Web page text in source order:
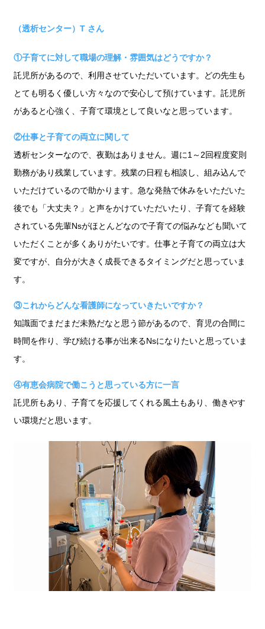
（透析センター）T さん
①子育てに対して職場の理解・雰囲気はどうですか？
託児所があるので、利用させていただいています。どの先生も
とても明るく優しい方々なので安心して預けています。託児所
があると心強く、子育て環境として良いなと思っています。
②仕事と子育ての両立に関して
透析センターなので、夜勤はありません。週に1～2回程度変則
勤務があり残業しています。残業の日程も相談し、組み込んで
いただけているので助かります。急な発熱で休みをいただいた
後でも「大丈夫？」と声をかけていただいたり、子育てを経験
されている先輩Nsがほとんどなので子育ての悩みなども聞いて
いただくことが多くありがたいです。仕事と子育ての両立は大
変ですが、自分が大きく成長できるタイミングだと思っていま
す。
③これからどんな看護師になっていきたいですか？
知識面でまだまだ未熟だなと思う節があるので、育児の合間に
時間を作り、学び続ける事が出来るNsになりたいと思っていま
す。
④有恵会病院で働こうと思っている方に一言
託児所もあり、子育てを応援してくれる風土もあり、働きやす
い環境だと思います。